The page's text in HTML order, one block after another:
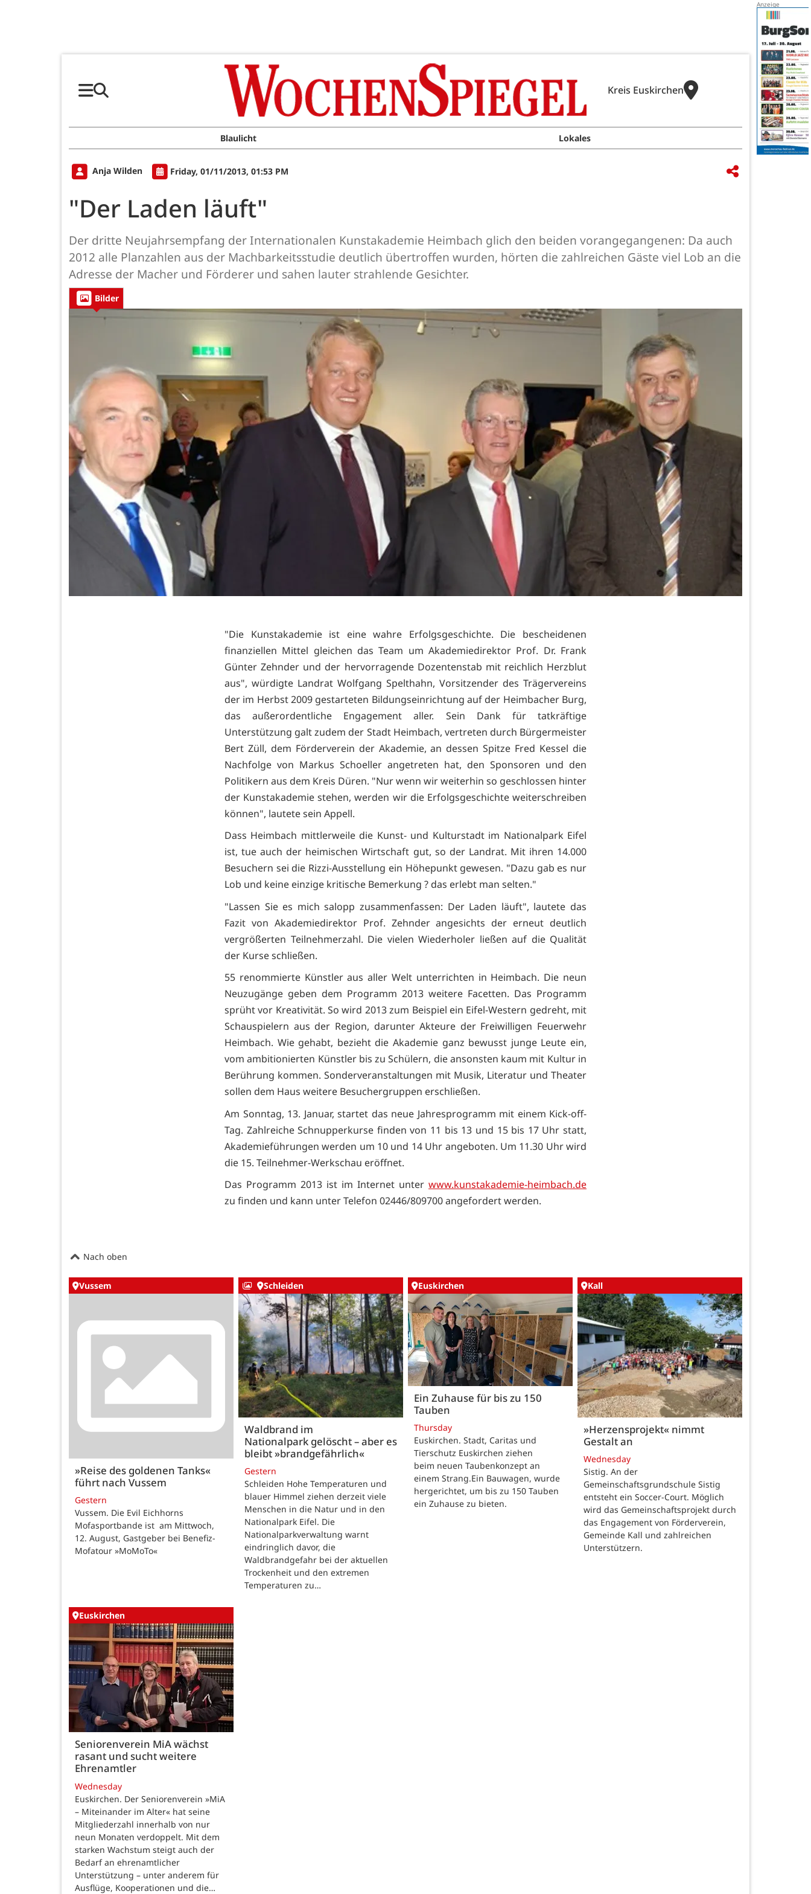
Kreis Euskirchen
Blaulicht Lokales
Anja Wilden Friday, 01/11/2013, 01:53 PM
"Der Laden läuft"
Der dritte Neujahrsempfang der Internationalen Kunstakademie Heimbach glich den beiden vorangegangenen: Da auch
2012 alle Planzahlen aus der Machbarkeitsstudie deutlich übertroffen wurden, hörten die zahlreichen Gäste viel Lob an die
Adresse der Macher und Förderer und sahen lauter strahlende Gesichter.
Bilder
"Die Kunstakademie ist eine wahre Erfolgsgeschichte. Die bescheidenen
finanziellen Mittel gleichen das Team um Akademiedirektor Prof. Dr. Frank
Günter Zehnder und der hervorragende Dozentenstab mit reichlich Herzblut
aus", würdigte Landrat Wolfgang Spelthahn, Vorsitzender des Trägervereins
der im Herbst 2009 gestarteten Bildungseinrichtung auf der Heimbacher Burg,
das außerordentliche Engagement aller. Sein Dank für tatkräftige
Unterstützung galt zudem der Stadt Heimbach, vertreten durch Bürgermeister
Bert Züll, dem Förderverein der Akademie, an dessen Spitze Fred Kessel die
Nachfolge von Markus Schoeller angetreten hat, den Sponsoren und den
Politikern aus dem Kreis Düren. "Nur wenn wir weiterhin so geschlossen hinter
der Kunstakademie stehen, werden wir die Erfolgsgeschichte weiterschreiben
können", lautete sein Appell.
Dass Heimbach mittlerweile die Kunst- und Kulturstadt im Nationalpark Eifel
ist, tue auch der heimischen Wirtschaft gut, so der Landrat. Mit ihren 14.000
Besuchern sei die Rizzi-Ausstellung ein Höhepunkt gewesen. "Dazu gab es nur
Lob und keine einzige kritische Bemerkung ? das erlebt man selten."
"Lassen Sie es mich salopp zusammenfassen: Der Laden läuft", lautete das
Fazit von Akademiedirektor Prof. Zehnder angesichts der erneut deutlich
vergrößerten Teilnehmerzahl. Die vielen Wiederholer ließen auf die Qualität
der Kurse schließen.
55 renommierte Künstler aus aller Welt unterrichten in Heimbach. Die neun
Neuzugänge geben dem Programm 2013 weitere Facetten. Das Programm
sprüht vor Kreativität. So wird 2013 zum Beispiel ein Eifel-Western gedreht, mit
Schauspielern aus der Region, darunter Akteure der Freiwilligen Feuerwehr
Heimbach. Wie gehabt, bezieht die Akademie ganz bewusst junge Leute ein,
vom ambitionierten Künstler bis zu Schülern, die ansonsten kaum mit Kultur in
Berührung kommen. Sonderveranstaltungen mit Musik, Literatur und Theater
sollen dem Haus weitere Besuchergruppen erschließen.
Am Sonntag, 13. Januar, startet das neue Jahresprogramm mit einem Kick-off-
Tag. Zahlreiche Schnupperkurse finden von 11 bis 13 und 15 bis 17 Uhr statt,
Akademieführungen werden um 10 und 14 Uhr angeboten. Um 11.30 Uhr wird
die 15. Teilnehmer-Werkschau eröffnet.
Das Programm 2013 ist im Internet unter www.kunstakademie-heimbach.de
zu finden und kann unter Telefon 02446/809700 angefordert werden.
Nach oben
Vussem
»Reise des goldenen Tanks«
führt nach Vussem
Gestern
Vussem. Die Evil Eichhorns
Mofasportbande ist am Mittwoch,
12. August, Gastgeber bei Benefiz-
Mofatour »MoMoTo«
Schleiden
Waldbrand im
Nationalpark gelöscht – aber es
bleibt »brandgefährlich«
Gestern
Schleiden Hohe Temperaturen und
blauer Himmel ziehen derzeit viele
Menschen in die Natur und in den
Nationalpark Eifel. Die
Nationalparkverwaltung warnt
eindringlich davor, die
Waldbrandgefahr bei der aktuellen
Trockenheit und den extremen
Temperaturen zu…
Euskirchen
Ein Zuhause für bis zu 150
Tauben
Thursday
Euskirchen. Stadt, Caritas und
Tierschutz Euskirchen ziehen
beim neuen Taubenkonzept an
einem Strang.Ein Bauwagen, wurde
hergerichtet, um bis zu 150 Tauben
ein Zuhause zu bieten.
Kall
»Herzensprojekt« nimmt
Gestalt an
Wednesday
Sistig. An der
Gemeinschaftsgrundschule Sistig
entsteht ein Soccer-Court. Möglich
wird das Gemeinschaftsprojekt durch
das Engagement von Förderverein,
Gemeinde Kall und zahlreichen
Unterstützern.
Euskirchen
Seniorenverein MiA wächst
rasant und sucht weitere
Ehrenamtler
Wednesday
Euskirchen. Der Seniorenverein »MiA
– Miteinander im Alter« hat seine
Mitgliederzahl innerhalb von nur
neun Monaten verdoppelt. Mit dem
starken Wachstum steigt auch der
Bedarf an ehrenamtlicher
Unterstützung – unter anderem für
Ausflüge, Kooperationen und die…